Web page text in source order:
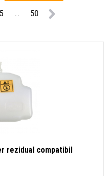
5 ... 50
rezidual compatibil